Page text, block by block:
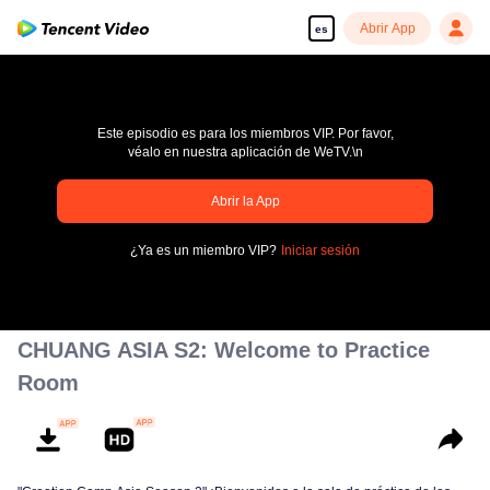
es Abrir App
pay limit
Código de error: 70013083.-1-e8a81bc9bb020af62bd66b0917da35b8
Este episodio es para los miembros VIP. Por favor,
véalo en nuestra aplicación de WeTV.\n
Abrir la App
¿Ya es un miembro VIP? Iniciar sesión
CHUANG ASIA S2: Welcome to Practice
Room